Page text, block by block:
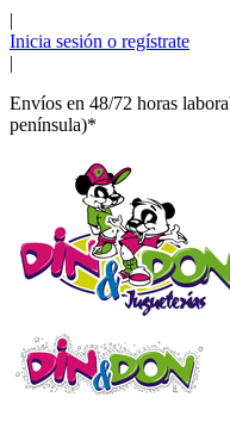
|
Inicia sesión o regístrate
|
Envíos en 48/72 horas
península)*